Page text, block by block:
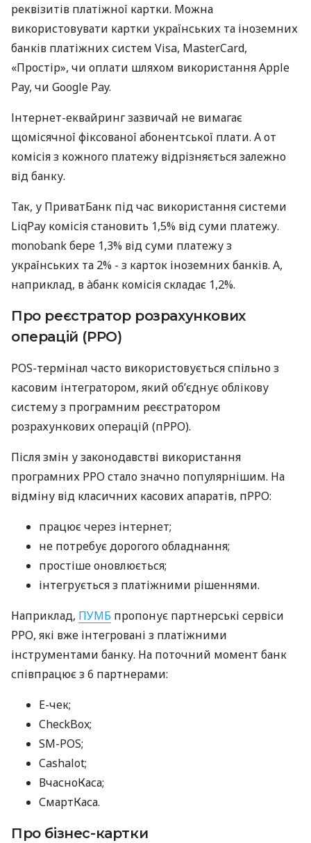
реквізитів платіжної картки. Можна
використовувати картки українських та іноземних
банків платіжних систем Visa, MasterCard,
«Простір», чи оплати шляхом використання Apple
Pay, чи Google Pay.
Інтернет-еквайринг зазвичай не вимагає
щомісячної фіксованої абонентської плати. А от
комісія з кожного платежу відрізняється залежно
від банку.
Так, у ПриватБанк під час використання системи
LiqPay комісія становить 1,5% від суми платежу.
monobank бере 1,3% від суми платежу з
українських та 2% - з карток іноземних банків. А,
наприклад, в àбанк комісія складає 1,2%.
Про реєстратор розрахункових
операцій (РРО)
POS-термінал часто використовується спільно з
касовим інтегратором, який об’єднує облікову
систему з програмним реєстратором
розрахункових операцій (пРРО).
Після змін у законодавстві використання
програмних РРО стало значно популярнішим. На
відміну від класичних касових апаратів, пРРО:
працює через інтернет;
не потребує дорогого обладнання;
простіше оновлюється;
інтегрується з платіжними рішеннями.
Наприклад, ПУМБ пропонує партнерські сервіси
РРО, які вже інтегровані з платіжними
інструментами банку. На поточний момент банк
співпрацює з 6 партнерами:
E-чек;
CheckBox;
SM-POS;
Cashalot;
ВчасноКаса;
СмартКаса.
Про бізнес-картки